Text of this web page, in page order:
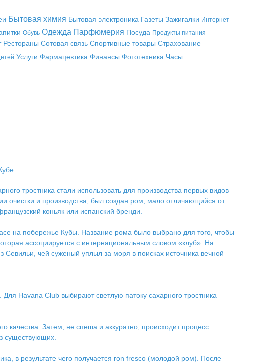
Бытовая химия Бытовая электроника Газеты Зажигалки Интернет
Обувь Одежда Парфюмерия Посуда Продукты питания
Рестораны Сотовая связь Спортивные товары Страхование
Услуги Фармацевтика Финансы Фототехника Часы
тростника стали использовать для производства первых видов
очистки и производства, был создан ром, мало отличающийся от
коньяк или испанский бренди.
на побережье Кубы. Название рома было выбрано для того, чтобы
ассоциируется с интернациональным словом «клуб». На
Севильи, чей суженый уплыл за моря в поисках источника вечной
Havana Club выбирают светлую патоку сахарного тростника
качества. Затем, не спеша и аккуратно, происходит процесс
существующих.
в результате чего получается ron fresco (молодой ром). После